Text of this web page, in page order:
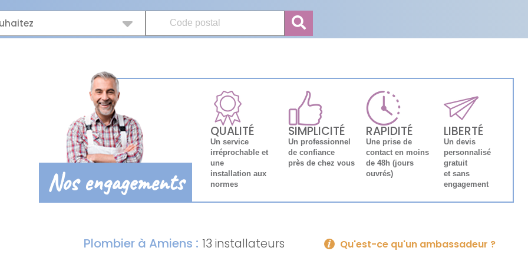
Nos engagements
QUALITÉ
Un service
irréprochable et
une
installation aux
normes
SIMPLICITÉ
Un professionnel
de confiance
près de chez vous
RAPIDITÉ
Une prise de
contact en moins
de 48h (jours
ouvrés)
LIBERTÉ
Un devis
personnalisé
gratuit
et sans
engagement
Plombier à Amiens : 13 installateurs Qu'est-ce qu'un ambassadeur ?